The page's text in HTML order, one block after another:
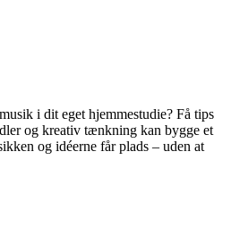
i dit eget hjemmestudie? Få tips
og kreativ tænkning kan bygge et
og idéerne får plads – uden at